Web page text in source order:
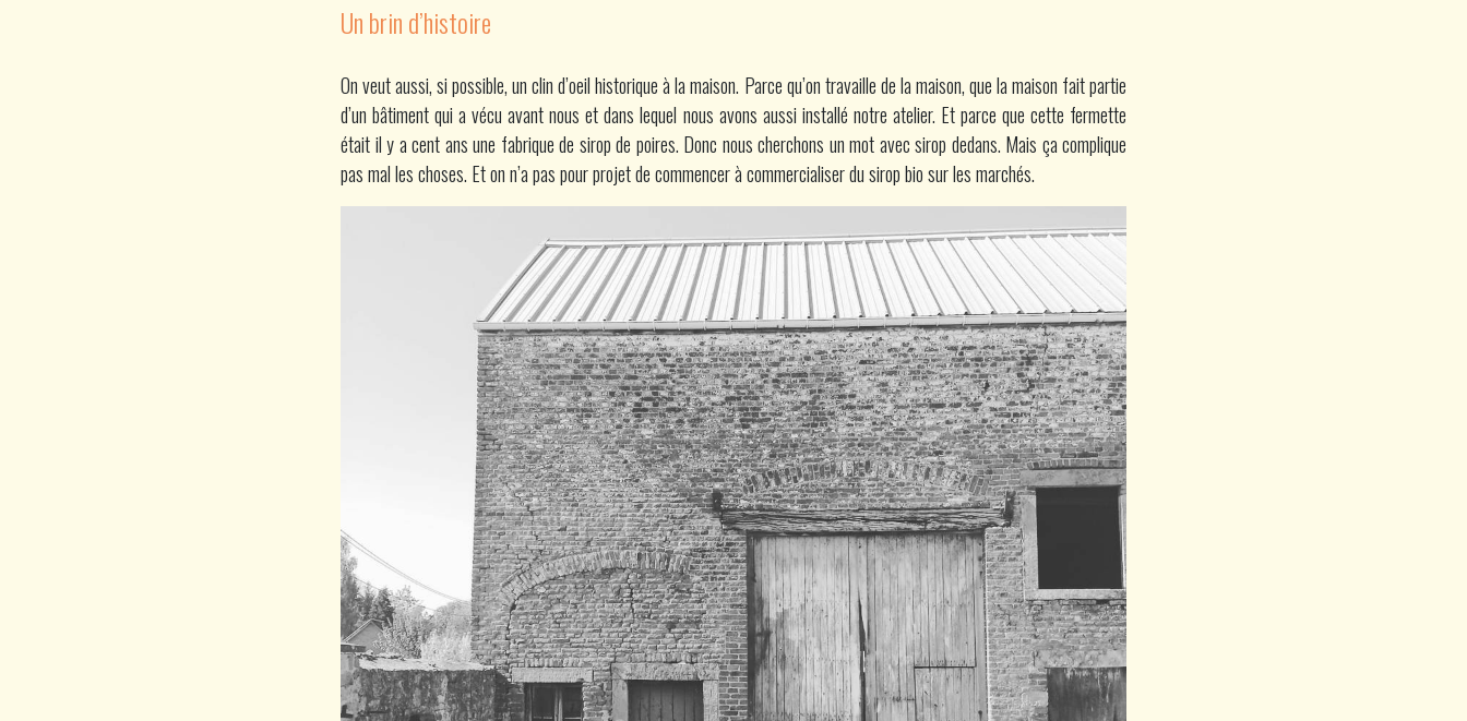
Un brin d’histoire
On veut aussi, si possible, un clin d’oeil historique à la maison. Parce qu’on travaille de la maison, que la maison fait partie
d’un bâtiment qui a vécu avant nous et dans lequel nous avons aussi installé notre atelier. Et parce que cette fermette
était il y a cent ans une fabrique de sirop de poires. Donc nous cherchons un mot avec sirop dedans. Mais ça complique
pas mal les choses. Et on n’a pas pour projet de commencer à commercialiser du sirop bio sur les marchés.